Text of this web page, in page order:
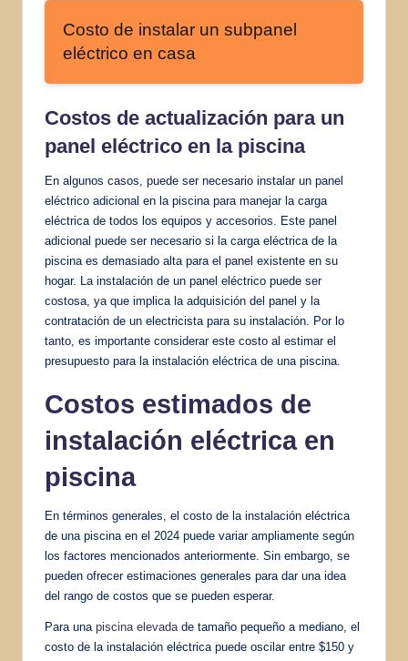
Costo de instalar un subpanel
eléctrico en casa
Costos de actualización para un
panel eléctrico en la piscina
En algunos casos, puede ser necesario instalar un panel
eléctrico adicional en la piscina para manejar la carga
eléctrica de todos los equipos y accesorios. Este panel
adicional puede ser necesario si la carga eléctrica de la
piscina es demasiado alta para el panel existente en su
hogar. La instalación de un panel eléctrico puede ser
costosa, ya que implica la adquisición del panel y la
contratación de un electricista para su instalación. Por lo
tanto, es importante considerar este costo al estimar el
presupuesto para la instalación eléctrica de una piscina.
Costos estimados de
instalación eléctrica en
piscina
En términos generales, el costo de la instalación eléctrica
de una piscina en el 2024 puede variar ampliamente según
los factores mencionados anteriormente. Sin embargo, se
pueden ofrecer estimaciones generales para dar una idea
del rango de costos que se pueden esperar.
Para una piscina elevada de tamaño pequeño a mediano, el
costo de la instalación eléctrica puede oscilar entre $150 y